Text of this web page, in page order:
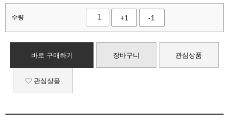
수량 +1 -1
바로 구매하기 장바구니 관심상품
관심상품